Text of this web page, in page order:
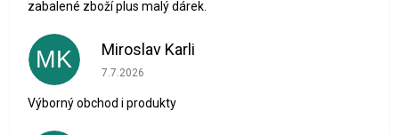
zabalené zboží plus malý dárek.
MK Miroslav Karli
Hodnocení obchodu je 5 z 5 hvězdiček.
7.7.2026
Výborný obchod i produkty